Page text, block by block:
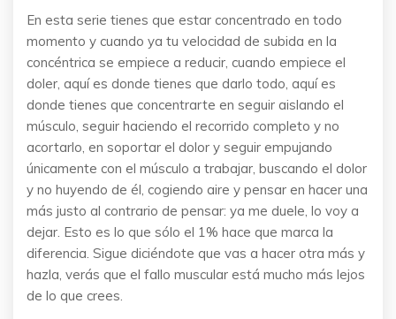
En esta serie tienes que estar concentrado en todo
momento y cuando ya tu velocidad de subida en la
concéntrica se empiece a reducir, cuando empiece el
doler, aquí es donde tienes que darlo todo, aquí es
donde tienes que concentrarte en seguir aislando el
músculo, seguir haciendo el recorrido completo y no
acortarlo, en soportar el dolor y seguir empujando
únicamente con el músculo a trabajar, buscando el dolor
y no huyendo de él, cogiendo aire y pensar en hacer una
más justo al contrario de pensar: ya me duele, lo voy a
dejar. Esto es lo que sólo el 1% hace que marca la
diferencia. Sigue diciéndote que vas a hacer otra más y
hazla, verás que el fallo muscular está mucho más lejos
de lo que crees.